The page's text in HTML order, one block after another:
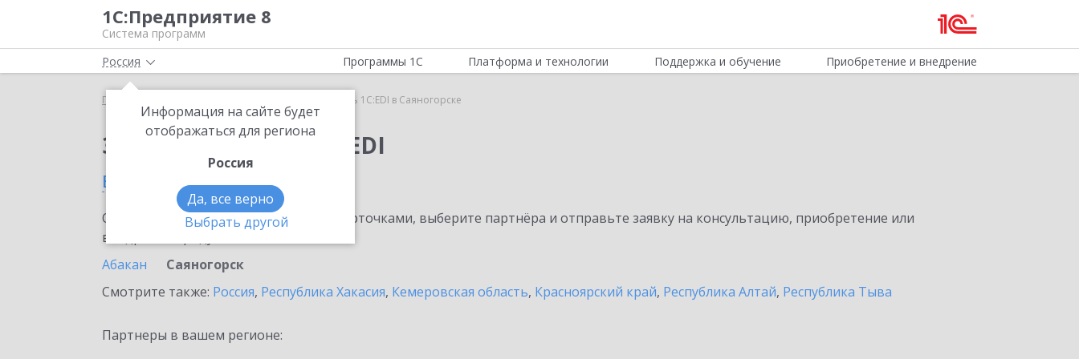
1С:Предприятие 8
Система программ
Россия
Информация на сайте будет
отображаться для региона
Россия
Да, все верно
Выбрать другой
Программы 1С Платформа и технологии Поддержка и обучение Приобретение и внедрение
Главная Модуль 1C:EDI в Саяногорске
Заказать Модуль 1C:EDI
в Саяногорске
Ознакомьтесь с информационными карточками, выберите партнёра и отправьте заявку на консультацию, приобретение или
внедрение продукта.
Абакан
Саяногорск
Смотрите также: Россия, Республика Хакасия, Кемеровская область, Красноярский край, Республика Алтай, Республика Тыва
Партнеры в вашем регионе: